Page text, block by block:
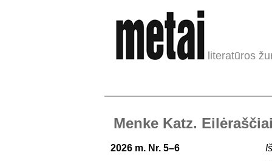
literatūros
Menke Katz. Eilėraščiai
2026 m. Nr. 5–6